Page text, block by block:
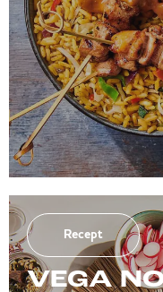
Recept
VEGA